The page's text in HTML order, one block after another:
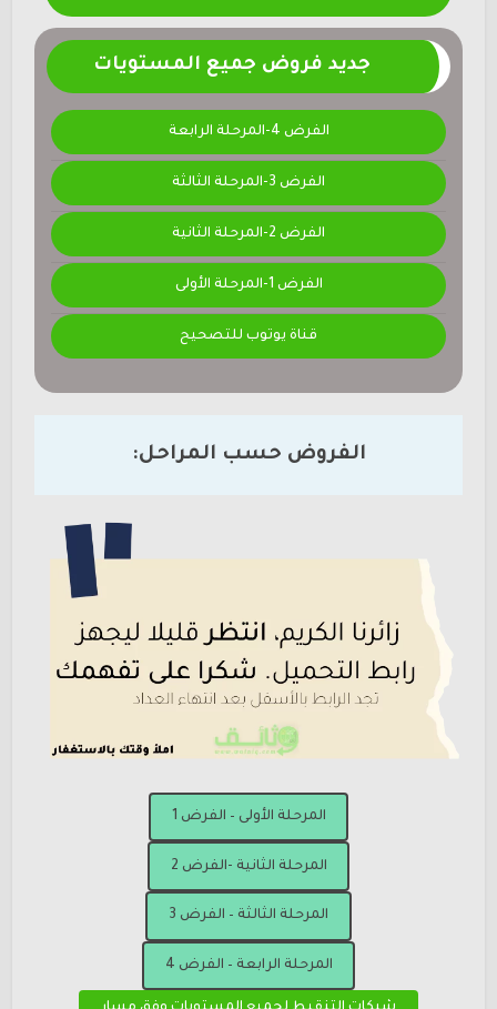
جديد فروض جميع المستويات
الفرض 4-المرحلة الرابعة
الفرض 3-المرحلة الثالثة
الفرض 2-المرحلة الثانية
الفرض 1-المرحلة الأولى
قناة يوتوب للتصحيح
الفروض حسب المراحل:
المرحلة الأولى – الفرض 1
المرحلة الثانية -الفرض 2
المرحلة الثالثة – الفرض 3
المرحلة الرابعة – الفرض 4